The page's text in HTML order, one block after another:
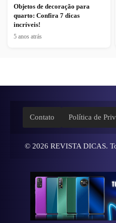
Objetos de decoração para
quarto: Confira 7 dicas
incríveis!
5 anos atrás
Contato Política de
© 2026 REVISTA DICAS.